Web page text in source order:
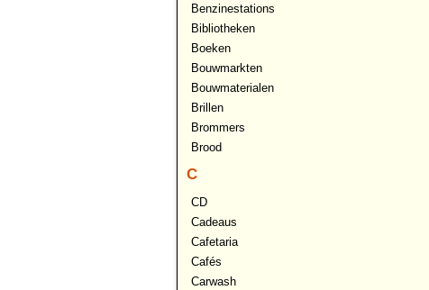
Benzinestations
Bibliotheken
Boeken
Bouwmarkten
Bouwmaterialen
Brillen
Brommers
Brood
C
CD
Cadeaus
Cafetaria
Cafés
Carwash